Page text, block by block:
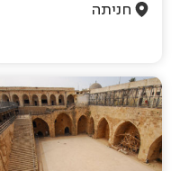
חניתה